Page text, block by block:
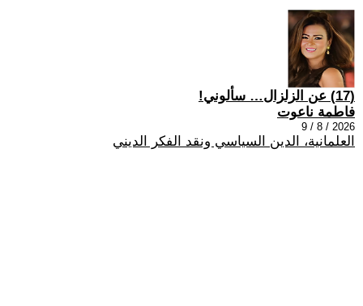
(17) عن الزلزال… سألوني!
فاطمة ناعوت
2026 / 8 / 9
العلمانية، الدين السياسي ونقد الفكر الديني